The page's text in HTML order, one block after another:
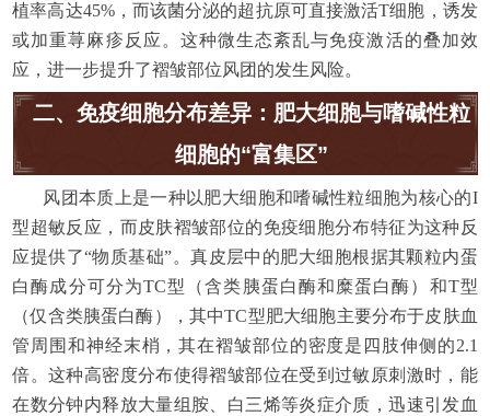
植率高达45%，而该菌分泌的超抗原可直接激活T细胞，诱发
或加重荨麻疹反应。这种微生态紊乱与免疫激活的叠加效
应，进一步提升了褶皱部位风团的发生风险。
二、免疫细胞分布差异：肥大细胞与嗜碱性粒
细胞的“富集区”
风团本质上是一种以肥大细胞和嗜碱性粒细胞为核心的I
型超敏反应，而皮肤褶皱部位的免疫细胞分布特征为这种反
应提供了“物质基础”。真皮层中的肥大细胞根据其颗粒内蛋
白酶成分可分为TC型（含类胰蛋白酶和糜蛋白酶）和T型
（仅含类胰蛋白酶），其中TC型肥大细胞主要分布于皮肤血
管周围和神经末梢，其在褶皱部位的密度是四肢伸侧的2.1
倍。这种高密度分布使得褶皱部位在受到过敏原刺激时，能
在数分钟内释放大量组胺、白三烯等炎症介质，迅速引发血